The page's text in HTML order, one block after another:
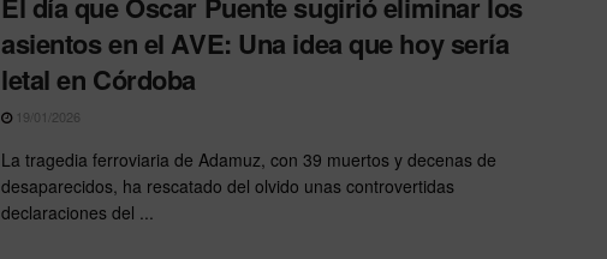
asientos en el AVE: Una idea que hoy sería
letal en Córdoba
19/01/2026
La tragedia ferroviaria de Adamuz, con 39 muertos y decenas de
desaparecidos, ha rescatado del olvido unas controvertidas
declaraciones del ...